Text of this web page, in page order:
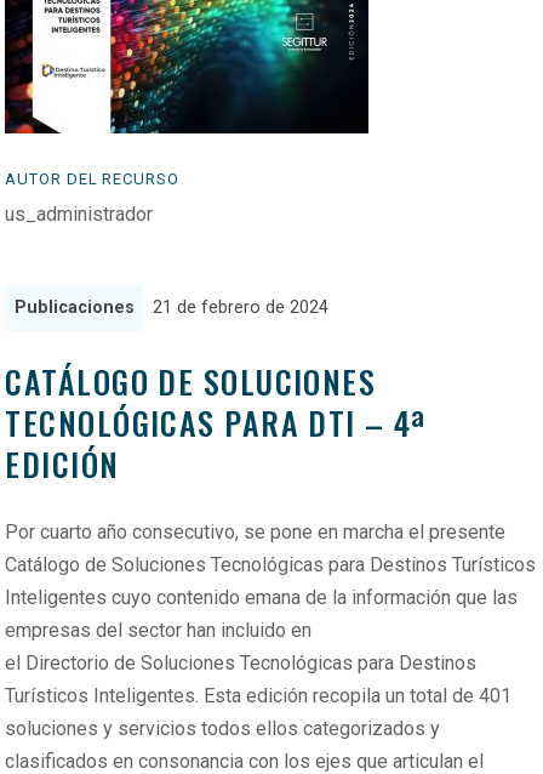
AUTOR DEL RECURSO
us_administrador
Publicaciones 21 de febrero de 2024
CATÁLOGO DE SOLUCIONES
TECNOLÓGICAS PARA DTI – 4ª
EDICIÓN
Por cuarto año consecutivo, se pone en marcha el presente
Catálogo de Soluciones Tecnológicas para Destinos Turísticos
Inteligentes cuyo contenido emana de la información que las
empresas del sector han incluido en
el Directorio de Soluciones Tecnológicas para Destinos
Turísticos Inteligentes. Esta edición recopila un total de 401
soluciones y servicios todos ellos categorizados y
clasificados en consonancia con los ejes que articulan el